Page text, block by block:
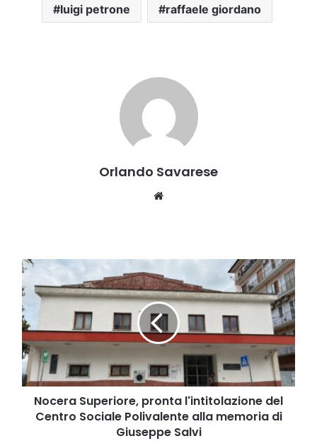
luigi petrone raffaele giordano
Orlando Savarese
Nocera
Superiore,
pronta
l'intitolazione
del
Centro
Sociale
Polivalente
alla
memoria
Nocera Superiore, pronta l'intitolazione del
Centro Sociale Polivalente alla memoria di
Giuseppe Salvi